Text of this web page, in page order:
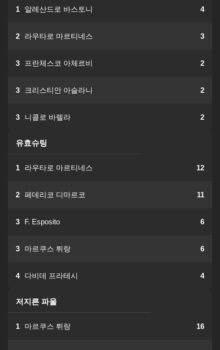
1 알레산드로 바스토니 4
2 라우타로 마르티네스 3
3 프란체스코 아체르비 2
3 크리스티안 아슬라니 2
3 니콜로 바렐라 2
유효슈팅
1 라우타로 마르티네스 12
2 페데리코 디마르코 11
3 F. Esposito 6
3 마르쿠스 튀랑 6
4 다비데 프라테시 4
저지른 파울
1 마르쿠스 튀랑 16